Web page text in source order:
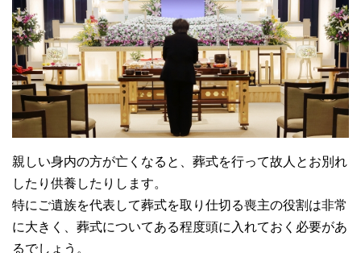
親しい身内の方が亡くなると、葬式を行って故人とお別れ
したり供養したりします。
特にご遺族を代表して葬式を取り仕切る喪主の役割は非常
に大きく、葬式についてある程度頭に入れておく必要があ
るでしょう。